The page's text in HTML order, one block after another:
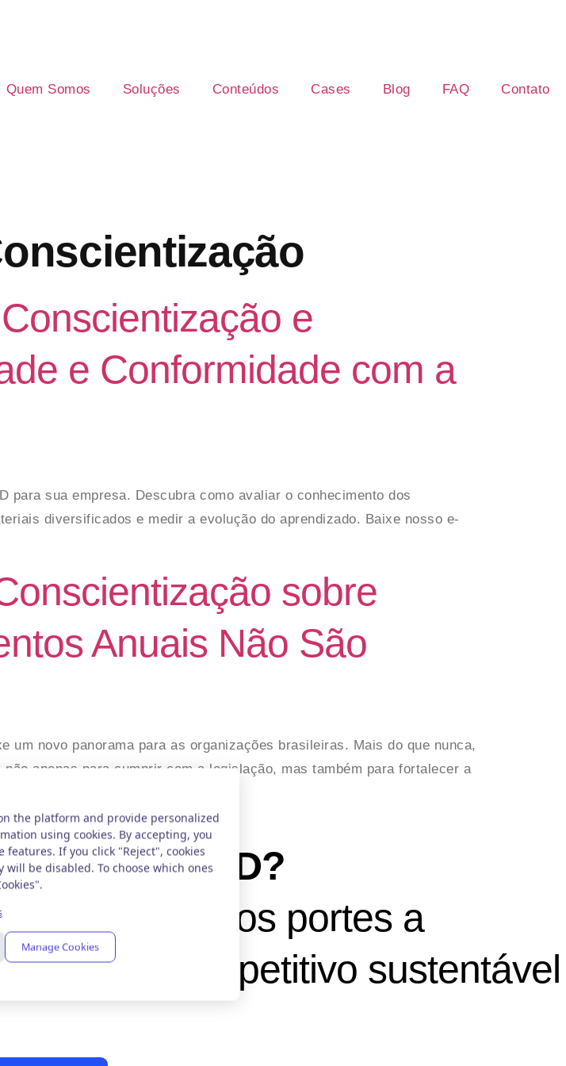
Quem Somos Soluções Conteúdos Cases Blog FAQ Contato
e
e Conformidade com a
para sua empresa. Descubra como avaliar o conhecimento dos
diversificados e medir a evolução do aprendizado. Baixe nosso e-
sobre
Anuais Não São
um novo panorama para as organizações brasileiras. Mais do que nunca,
apenas para cumprir com a legislação, mas também para fortalecer a
após […]
à LGPD?
de todos os portes a
competitivo sustentável